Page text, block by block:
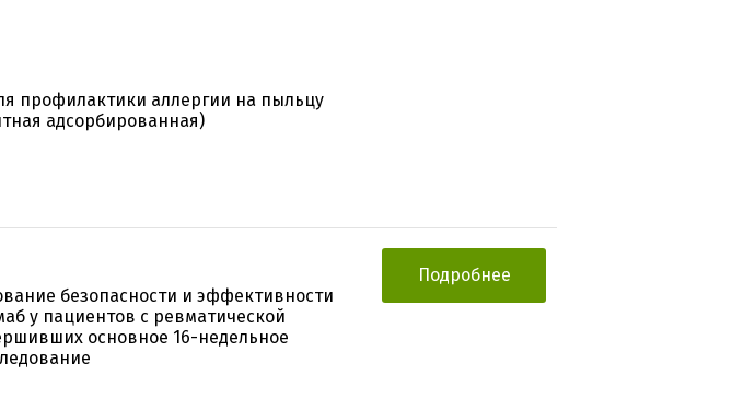
профилактики аллергии на пыльцу
адсорбированная)
безопасности и эффективности
у пациентов с ревматической
основное 16-недельное
Подробнее